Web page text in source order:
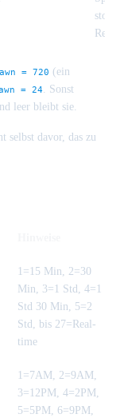
= 720 (ein
= 24. Sonst
leer bleibt sie.
selbst davor, das zu
1=15 Min, 2=30
Min, 3=1 Std, 4=1
Std 30 Min, 5=2
Std, bis 27=Real-
time
1=7AM, 2=9AM,
3=12PM, 4=2PM,
5=5PM, 6=9PM,